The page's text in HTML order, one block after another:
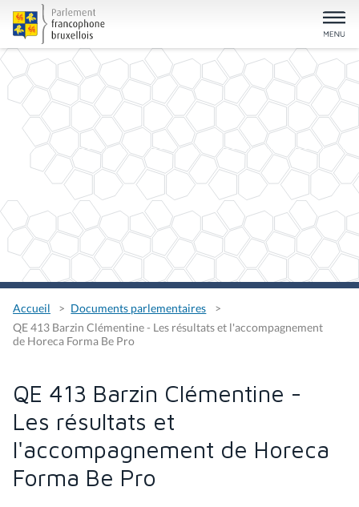
Accueil
Documents parlementaires
QE 413 Barzin Clémentine - Les résultats et l'accompagnement
de Horeca Forma Be Pro
QE 413 Barzin Clémentine -
Les résultats et
l'accompagnement de Horeca
Forma Be Pro